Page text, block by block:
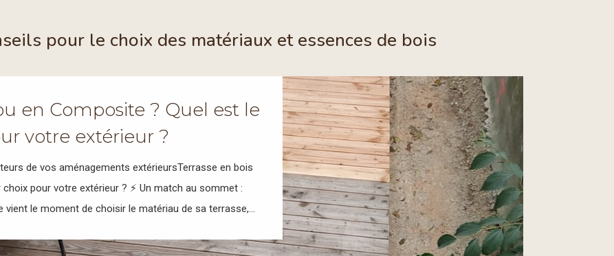
pour le choix des matériaux et essences de bois
en Composite ? Quel est le
votre extérieur ?
de vos aménagements extérieursTerrasse en bois
pour votre extérieur ? ⚡ Un match au sommet :
le moment de choisir le matériau de sa terrasse,...